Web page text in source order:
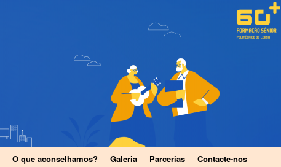
O que aconselhamos? Galeria Parcerias Contacte-nos